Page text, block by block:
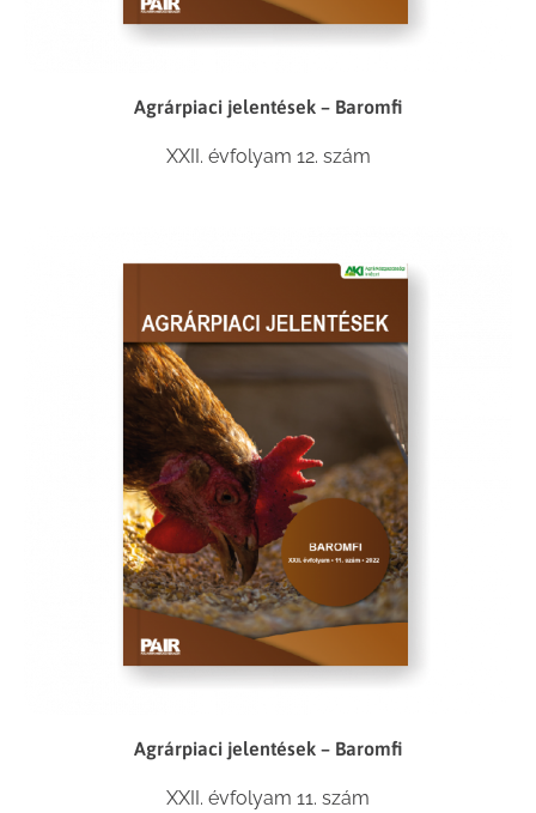
Agrárpiaci jelentések – Baromfi
XXII. évfolyam 12. szám
Agrárpiaci jelentések – Baromfi
XXII. évfolyam 11. szám